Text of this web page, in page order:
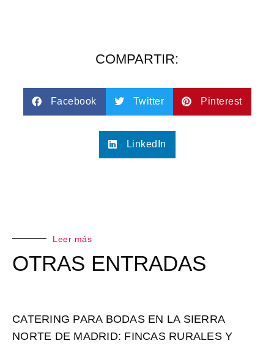
COMPARTIR:
Facebook Twitter Pinterest
LinkedIn
Leer más
OTRAS ENTRADAS
CATERING PARA BODAS EN LA SIERRA
NORTE DE MADRID: FINCAS RURALES Y